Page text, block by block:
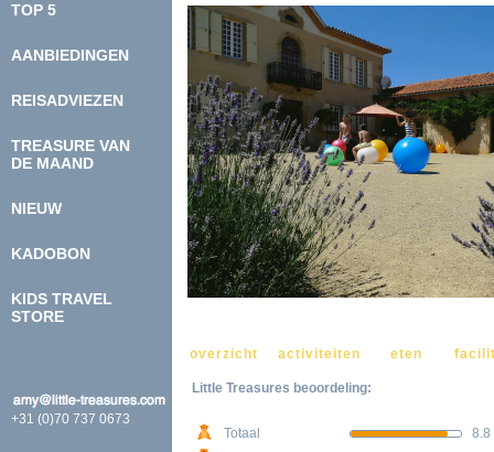
TOP 5
KIDSPROOF
KASTEELTJES
SUPERDELUXE
WELLNESS
AANBIEDINGEN
REISADVIEZEN
ONDERWEG
ETEN
DOEN & BELEVEN
TREASURE VAN
DE MAAND
NIEUW
KADOBON
KIDS TRAVEL
STORE
+31 (0)70 737 0673
overzicht activiteiten eten
Little Treasures beoordeling:
Totaal
8.8